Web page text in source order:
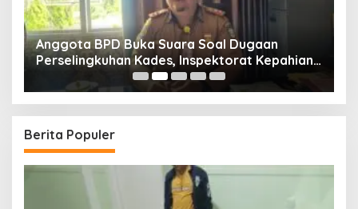
Anggota BPD Buka Suara Soal Dugaan
Perselingkuhan Kades, Inspektorat Kepahiang
Pastikan Akan Panggil Kades Suro Muncar
Berita Populer